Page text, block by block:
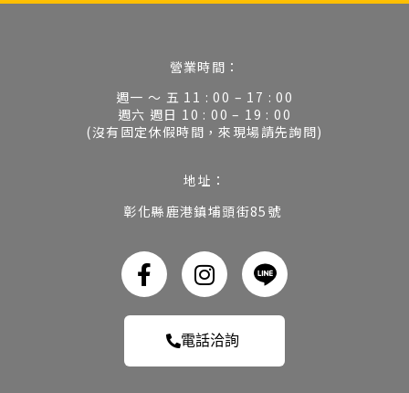
營業時間：
週一 ～ 五 11 : 00 – 17 : 00
週六 週日 10 : 00 – 19 : 00
(沒有固定休假時間，來現場請先詢問)
地址：
彰化縣鹿港鎮埔頭街85號
電話洽詢